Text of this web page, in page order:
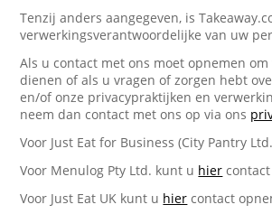
Tenzij anders aangegeven, is
verwerkingsverantwoordelijke van uw
Als u contact met ons moet opnemen
dienen of als u vragen of zorgen hebt
en/of onze privacypraktijken en
neem dan contact met ons op via ons
Voor Just Eat for Business (City Pantry
Voor Menulog Pty Ltd. kunt u hier
Voor Just Eat UK kunt u hier contact